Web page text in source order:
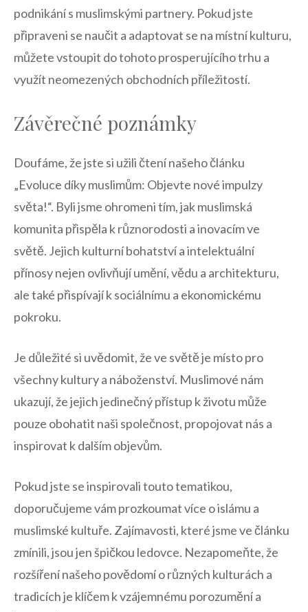
podnikání s muslimskými partnery. Pokud jste
připraveni se naučit ​a adaptovat se na místní ⁣kulturu, ​
můžete vstoupit ⁤do tohoto prosperujícího trhu a
využít⁤ neomezených⁣ obchodních příležitostí.
Závěrečné poznámky
Doufáme, že jste si užili čtení našeho článku
„Evoluce díky muslimům: Objevte nové impulzy‌
světa!“. Byli jsme ohromeni tím, ‍jak muslimská
komunita přispěla k různorodosti a inovacím ve
světě. Jejich kulturní bohatství ​a intelektuální
přínosy​ nejen⁤ ovlivňují umění, ⁤vědu ‍a ​architekturu,
ale také přispívají k sociálnímu a ekonomickému
pokroku.
Je důležité si uvědomit, že ve světě je místo pro
všechny kultury a náboženství. Muslimové nám
‌ukazují, že jejich jedinečný přístup k životu může​
pouze obohatit naši‍ společnost, propojovat nás a⁣
inspirovat k dalším objevům.
Pokud jste‌ se‌ inspirovali touto tematikou,
doporučujeme vám prozkoumat více o islámu a
muslimské⁣ kultuře. Zajímavosti, které jsme ve článku
zmínili, jsou ⁤jen špičkou ledovce. Nezapomeňte, že⁤
rozšíření našeho povědomí o různých kulturách a
tradicích je klíčem k vzájemnému porozumění a